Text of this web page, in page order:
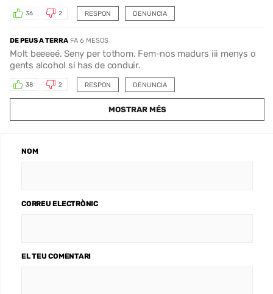
RESPON
36 2 DENUNCIA
DE PEUS A TERRA FA 6 MESOS
Molt beeeeé. Seny per tothom. Fem-nos madurs iii menys o
gents alcohol si has de conduir.
RESPON
38 2 DENUNCIA
MOSTRAR MÉS
NOM
CORREU ELECTRÒNIC
EL TEU COMENTARI